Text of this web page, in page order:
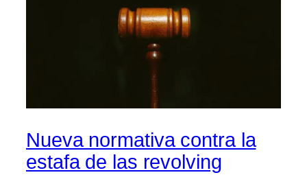
Nueva normativa contra la
estafa de las revolving